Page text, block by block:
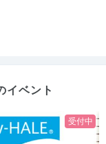
イベント
受付中